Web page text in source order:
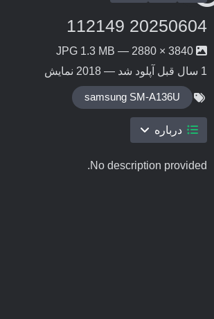
20250604 112149
3840 × 2880 — JPG 1.3 MB
آپلود شد — 2018 نمایش
samsung SM-A136U
درباره
No description provided.